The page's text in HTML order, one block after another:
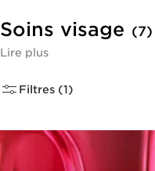
Soins visage (7)
Lire plus
Filtres (1)